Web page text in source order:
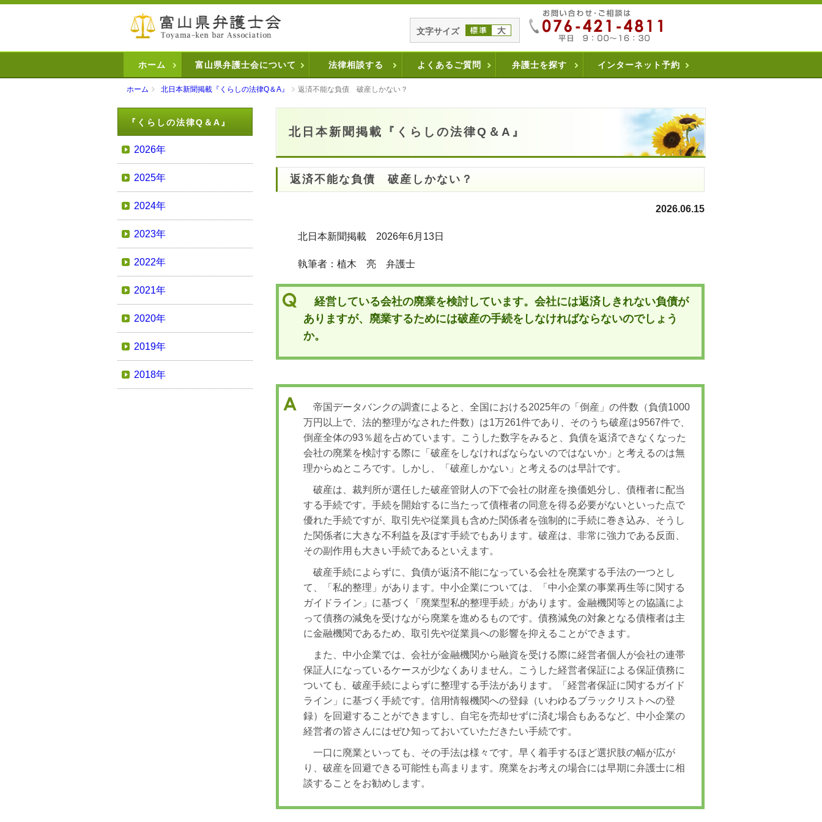
文字サイズ
ホーム 富山県弁護士会について 法律相談する よくあるご質問 弁護士を探す インターネット予約
ホーム 北日本新聞掲載『くらしの法律Q＆A』 返済不能な負債 破産しかない？
北日本新聞掲載『くらしの法律Q＆A』
返済不能な負債 破産しかない？
2026.06.15
北日本新聞掲載 2026年6月13日
執筆者：植木 亮 弁護士
経営している会社の廃業を検討しています。会社には返済しきれない負債が
ありますが、廃業するためには破産の手続をしなければならないのでしょう
か。
帝国データバンクの調査によると、全国における2025年の「倒産」の件数（負債1000
万円以上で、法的整理がなされた件数）は1万261件であり、そのうち破産は9567件で、
倒産全体の93％超を占めています。こうした数字をみると、負債を返済できなくなった
会社の廃業を検討する際に「破産をしなければならないのではないか」と考えるのは無
理からぬところです。しかし、「破産しかない」と考えるのは早計です。
破産は、裁判所が選任した破産管財人の下で会社の財産を換価処分し、債権者に配当
する手続です。手続を開始するに当たって債権者の同意を得る必要がないといった点で
優れた手続ですが、取引先や従業員も含めた関係者を強制的に手続に巻き込み、そうし
た関係者に大きな不利益を及ぼす手続でもあります。破産は、非常に強力である反面、
その副作用も大きい手続であるといえます。
破産手続によらずに、負債が返済不能になっている会社を廃業する手法の一つとし
て、「私的整理」があります。中小企業については、「中小企業の事業再生等に関する
ガイドライン」に基づく「廃業型私的整理手続」があります。金融機関等との協議によ
って債務の減免を受けながら廃業を進めるものです。債務減免の対象となる債権者は主
に金融機関であるため、取引先や従業員への影響を抑えることができます。
また、中小企業では、会社が金融機関から融資を受ける際に経営者個人が会社の連帯
保証人になっているケースが少なくありません。こうした経営者保証による保証債務に
ついても、破産手続によらずに整理する手法があります。「経営者保証に関するガイド
ライン」に基づく手続です。信用情報機関への登録（いわゆるブラックリストへの登
録）を回避することができますし、自宅を売却せずに済む場合もあるなど、中小企業の
経営者の皆さんにはぜひ知っておいていただきたい手続です。
一口に廃業といっても、その手法は様々です。早く着手するほど選択肢の幅が広が
り、破産を回避できる可能性も高まります。廃業をお考えの場合には早期に弁護士に相
談することをお勧めします。
『くらしの法律Q＆A』
2026年
2025年
2024年
2023年
2022年
2021年
2020年
2019年
2018年